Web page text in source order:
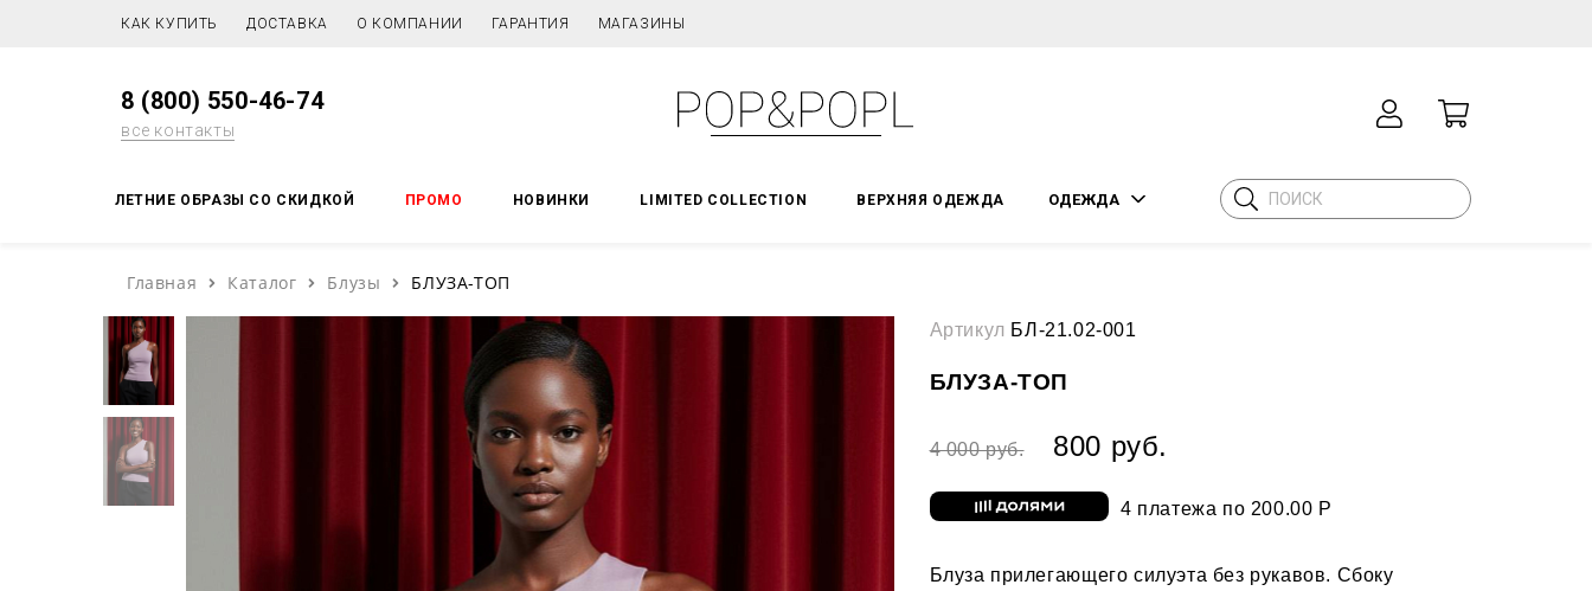
КАК КУПИТЬ ДОСТАВКА О КОМПАНИИ ГАРАНТИЯ МАГАЗИНЫ
8 (800) 550-46-74
все контакты
ЛЕТНИЕ ОБРАЗЫ СО СКИДКОЙ ПРОМО НОВИНКИ LIMITED COLLECTION ВЕРХНЯЯ ОДЕЖДА ОДЕЖДА
Главная Каталог Блузы БЛУЗА-ТОП
Артикул БЛ-21.02-001
БЛУЗА-ТОП
4 000 руб. 800 руб.
4 платежа по 200.00 Р
Блуза прилегающего силуэта без рукавов. Сбоку